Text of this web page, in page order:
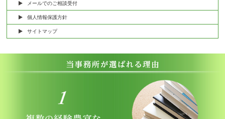
メールでのご相談受付
個人情報保護方針
サイトマップ